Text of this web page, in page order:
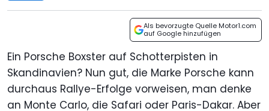
Als bevorzugte Quelle Motor1.com
auf Google hinzufügen
Ein Porsche Boxster auf Schotterpisten in
Skandinavien? Nun gut, die Marke Porsche kann
durchaus Rallye-Erfolge vorweisen, man denke
an Monte Carlo, die Safari oder Paris-Dakar. Aber